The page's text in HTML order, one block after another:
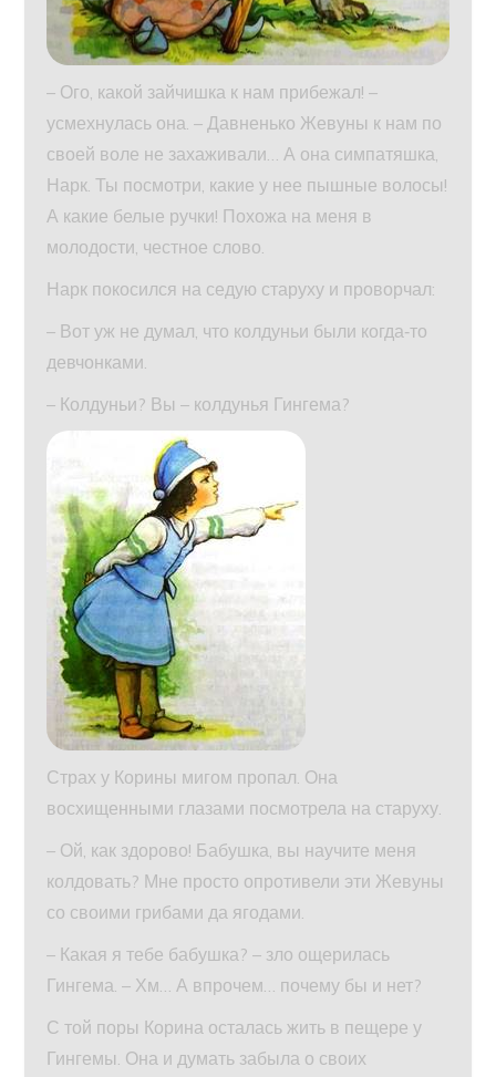
– Ого, какой зайчишка к нам прибежал! –
усмехнулась она. – Давненько Жевуны к нам по
своей воле не захаживали… А она симпатяшка,
Нарк. Ты посмотри, какие у нее пышные волосы!
А какие белые ручки! Похожа на меня в
молодости, честное слово.
Нарк покосился на седую старуху и проворчал:
– Вот уж не думал, что колдуньи были когда‑то
девчонками.
– Колдуньи? Вы – колдунья Гингема?
Страх у Корины мигом пропал. Она
восхищенными глазами посмотрела на старуху.
– Ой, как здорово! Бабушка, вы научите меня
колдовать? Мне просто опротивели эти Жевуны
со своими грибами да ягодами.
– Какая я тебе бабушка? – зло ощерилась
Гингема. – Хм… А впрочем… почему бы и нет?
С той поры Корина осталась жить в пещере у
Гингемы. Она и думать забыла о своих